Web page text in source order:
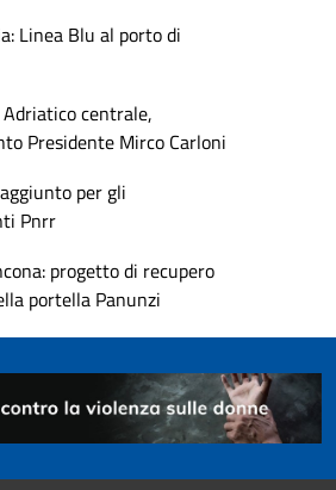
Linea Blu al porto di
centrale,
Presidente Mirco Carloni
per gli
Pnrr
progetto di recupero
portella Panunzi